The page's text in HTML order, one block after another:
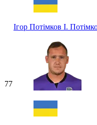
Ігор Потімков І.
77